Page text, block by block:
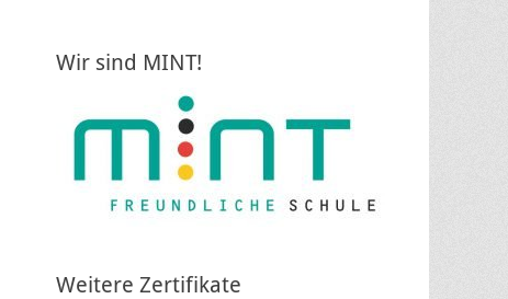
Wir sind MINT!
Weitere Zertifikate